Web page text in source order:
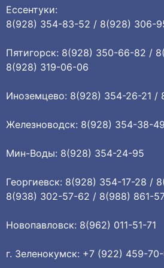
Ессентуки:
8(928) 354-83-52 / 8(928) 306-
Пятигорск: 8(928) 350-66-82 /
8(928) 319-06-06
Иноземцево: 8(928) 354-26-21 /
Железноводск: 8(928) 354-38-49
Мин-Воды: 8(928) 354-24-95
Георгиевск: 8(928) 354-17-28 /
8(938) 302-57-62 / 8(988) 861-
Новопавловск: 8(962) 011-51-71
г. Зеленокумск: +7 (922) 459-